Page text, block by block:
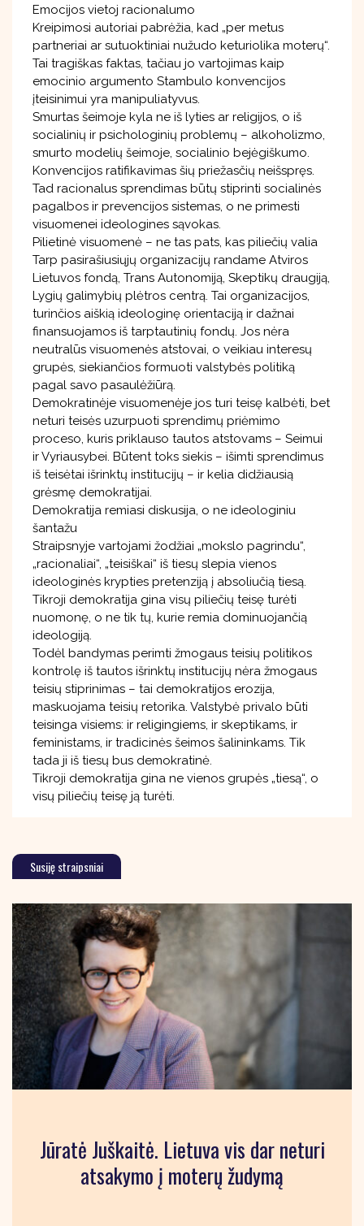
Emocijos vietoj racionalumo
Kreipimosi autoriai pabrėžia, kad „per metus
partneriai ar sutuoktiniai nužudo keturiolika moterų“.
Tai tragiškas faktas, tačiau jo vartojimas kaip
emocinio argumento Stambulo konvencijos
įteisinimui yra manipuliatyvus.
Smurtas šeimoje kyla ne iš lyties ar religijos, o iš
socialinių ir psichologinių problemų – alkoholizmo,
smurto modelių šeimoje, socialinio bejėgiškumo.
Konvencijos ratifikavimas šių priežasčių neišspręs.
Tad racionalus sprendimas būtų stiprinti socialinės
pagalbos ir prevencijos sistemas, o ne primesti
visuomenei ideologines sąvokas.
Pilietinė visuomenė – ne tas pats, kas piliečių valia
Tarp pasirašiusiųjų organizacijų randame Atviros
Lietuvos fondą, Trans Autonomiją, Skeptikų draugiją,
Lygių galimybių plėtros centrą. Tai organizacijos,
turinčios aiškią ideologinę orientaciją ir dažnai
finansuojamos iš tarptautinių fondų. Jos nėra
neutralūs visuomenės atstovai, o veikiau interesų
grupės, siekiančios formuoti valstybės politiką
pagal savo pasaulėžiūrą.
Demokratinėje visuomenėje jos turi teisę kalbėti, bet
neturi teisės uzurpuoti sprendimų priėmimo
proceso, kuris priklauso tautos atstovams – Seimui
ir Vyriausybei. Būtent toks siekis – išimti sprendimus
iš teisėtai išrinktų institucijų – ir kelia didžiausią
grėsmę demokratijai.
Demokratija remiasi diskusija, o ne ideologiniu
šantažu
Straipsnyje vartojami žodžiai „mokslo pagrindu“,
„racionaliai“, „teisiškai“ iš tiesų slepia vienos
ideologinės krypties pretenziją į absoliučią tiesą.
Tikroji demokratija gina visų piliečių teisę turėti
nuomonę, o ne tik tų, kurie remia dominuojančią
ideologiją.
Todėl bandymas perimti žmogaus teisių politikos
kontrolę iš tautos išrinktų institucijų nėra žmogaus
teisių stiprinimas – tai demokratijos erozija,
maskuojama teisių retorika. Valstybė privalo būti
teisinga visiems: ir religingiems, ir skeptikams, ir
feministams, ir tradicinės šeimos šalininkams. Tik
tada ji iš tiesų bus demokratinė.
Tikroji demokratija gina ne vienos grupės „tiesą“, o
visų piliečių teisę ją turėti.
Susiję straipsniai
Jūratė Juškaitė. Lietuva vis dar neturi
atsakymo į moterų žudymą